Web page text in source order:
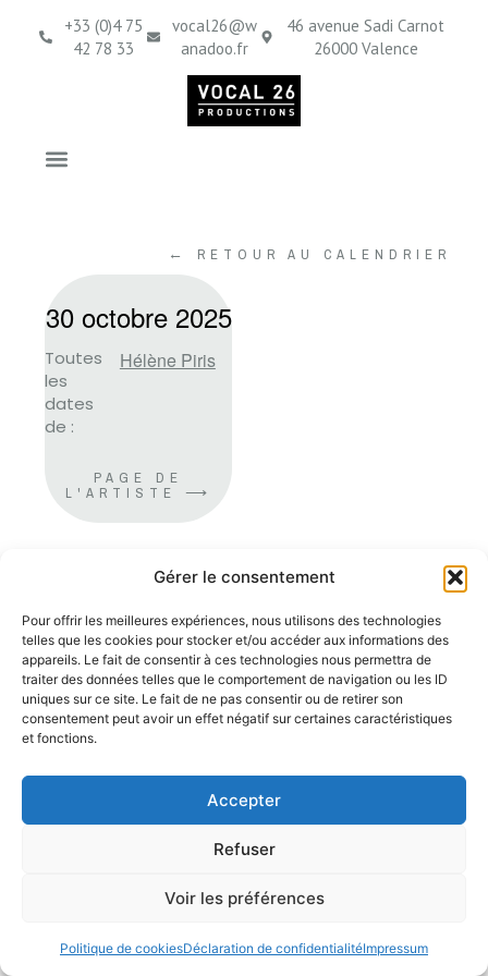
Gérer le consentement
Pour offrir les meilleures expériences, nous utilisons des technologies
telles que les cookies pour stocker et/ou accéder aux informations des
appareils. Le fait de consentir à ces technologies nous permettra de
traiter des données telles que le comportement de navigation ou les ID
uniques sur ce site. Le fait de ne pas consentir ou de retirer son
consentement peut avoir un effet négatif sur certaines caractéristiques
et fonctions.
Accepter
Refuser
Voir les préférences
Politique de cookiesDéclaration de confidentialitéImpressum
+33 (0)4 75
42 78 33
vocal26@w
anadoo.fr
46 avenue Sadi Carnot
26000 Valence
← RETOUR AU CALENDRIER
30 octobre 2025
Toutes
les
dates
de :
Hélène Piris
PAGE DE
L'ARTISTE ⟶